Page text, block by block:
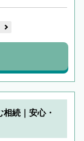
続｜安心・